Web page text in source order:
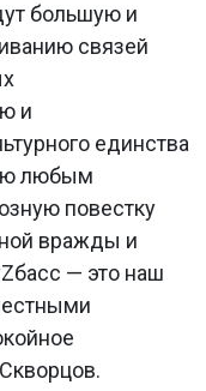
большую и
связей
и
единства
любым
повестку
вражды и
— это наш